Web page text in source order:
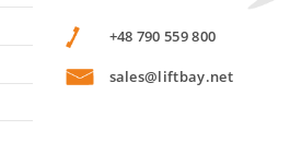
+48 790 559 800
sales@liftbay.net